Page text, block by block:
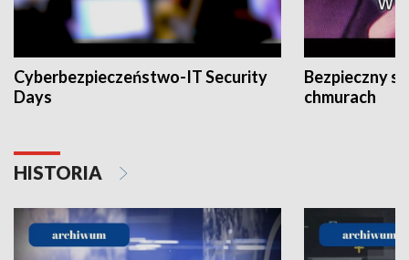
Cyberbezpieczeństwo-IT Security
Days
Bezpieczny
chmurach
HISTORIA